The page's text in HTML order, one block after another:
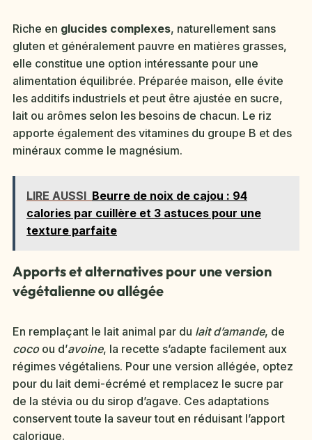
Riche en glucides complexes, naturellement sans
gluten et généralement pauvre en matières grasses,
elle constitue une option intéressante pour une
alimentation équilibrée. Préparée maison, elle évite
les additifs industriels et peut être ajustée en sucre,
lait ou arômes selon les besoins de chacun. Le riz
apporte également des vitamines du groupe B et des
minéraux comme le magnésium.
LIRE AUSSI Beurre de noix de cajou : 94
calories par cuillère et 3 astuces pour une
texture parfaite
Apports et alternatives pour une version
végétalienne ou allégée
En remplaçant le lait animal par du lait d’amande, de
cocoou d’avoine, la recette s’adapte facilement aux
régimes végétaliens. Pour une version allégée, optez
pour du lait demi-écrémé et remplacez le sucre par
de la stévia ou du sirop d’agave. Ces adaptations
conservent toute la saveur tout en réduisant l’apport
calorique.